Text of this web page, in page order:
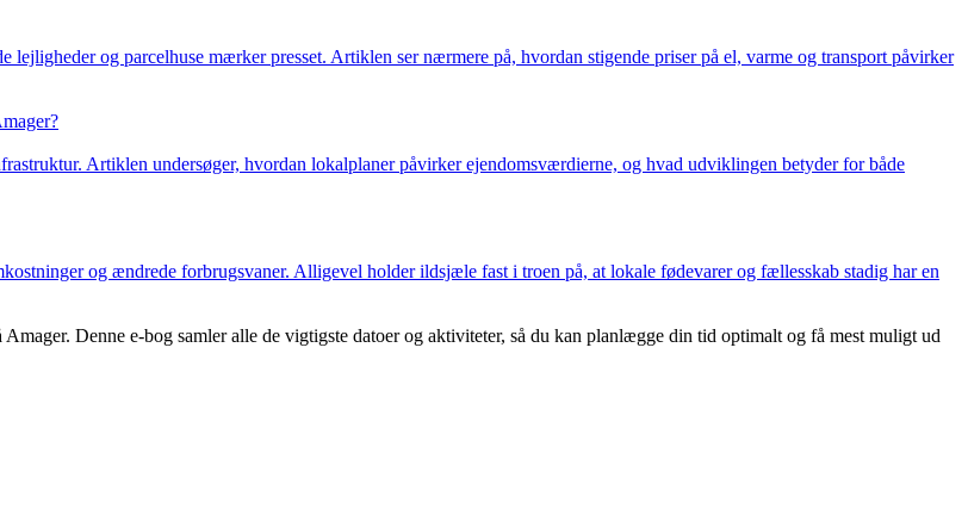
og parcelhuse mærker presset. Artiklen ser nærmere på, hvordan stigende priser på el, varme og transport påvirker
Artiklen undersøger, hvordan lokalplaner påvirker ejendomsværdierne, og hvad udviklingen betyder for både
og ændrede forbrugsvaner. Alligevel holder ildsjæle fast i troen på, at lokale fødevarer og fællesskab stadig har en
Denne e-bog samler alle de vigtigste datoer og aktiviteter, så du kan planlægge din tid optimalt og få mest muligt ud